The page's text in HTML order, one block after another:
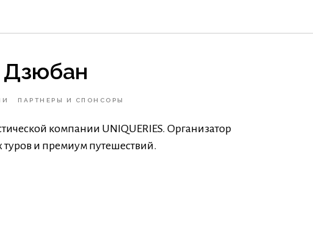
Дзюбан
ПАРТНЕРЫ И СПОНСОРЫ
компании UNIQUERIES. Организатор
и премиум путешествий.